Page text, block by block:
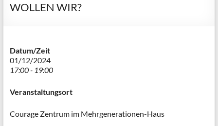
WOLLEN WIR?
Datum/Zeit
01/12/2024
17:00 - 19:00
Veranstaltungsort
Courage Zentrum im Mehrgenerationen-Haus